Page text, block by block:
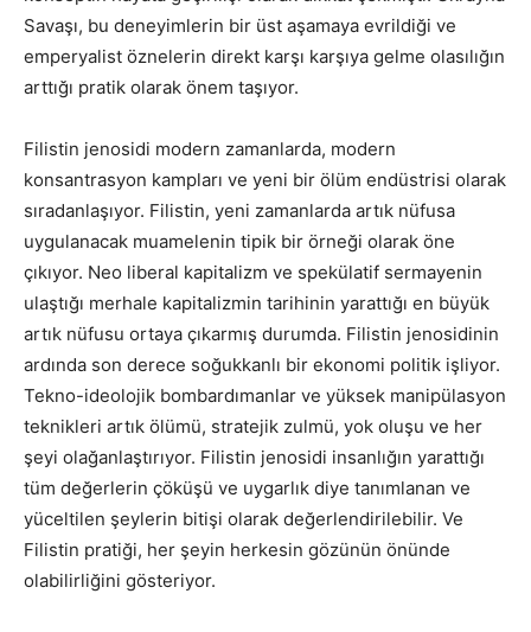
Savaşı, bu deneyimlerin bir üst aşamaya evrildiği ve
emperyalist öznelerin direkt karşı karşıya gelme olasılığın
arttığı pratik olarak önem taşıyor.
Filistin jenosidi modern zamanlarda, modern
konsantrasyon kampları ve yeni bir ölüm endüstrisi olarak
sıradanlaşıyor. Filistin, yeni zamanlarda artık nüfusa
uygulanacak muamelenin tipik bir örneği olarak öne
çıkıyor. Neo liberal kapitalizm ve spekülatif sermayenin
ulaştığı merhale kapitalizmin tarihinin yarattığı en büyük
artık nüfusu ortaya çıkarmış durumda. Filistin jenosidinin
ardında son derece soğukkanlı bir ekonomi politik işliyor.
Tekno-ideolojik bombardımanlar ve yüksek manipülasyon
teknikleri artık ölümü, stratejik zulmü, yok oluşu ve her
şeyi olağanlaştırıyor. Filistin jenosidi insanlığın yarattığı
tüm değerlerin çöküşü ve uygarlık diye tanımlanan ve
yüceltilen şeylerin bitişi olarak değerlendirilebilir. Ve
Filistin pratiği, her şeyin herkesin gözünün önünde
olabilirliğini gösteriyor.